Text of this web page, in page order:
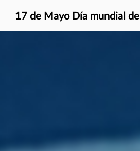
17 de Mayo Día mundial